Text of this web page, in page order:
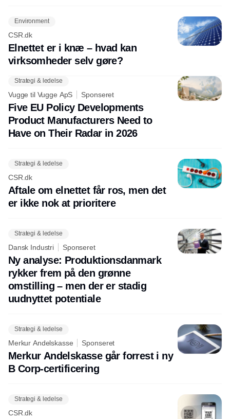
Environment
CSR.dk
Elnettet er i knæ – hvad kan
virksomheder selv gøre?
Strategi & ledelse
Vugge til Vugge ApS Sponseret
Five EU Policy Developments
Product Manufacturers Need to
Have on Their Radar in 2026
Strategi & ledelse
CSR.dk
Aftale om elnettet får ros, men det
er ikke nok at prioritere
Strategi & ledelse
Dansk Industri Sponseret
Ny analyse: Produktionsdanmark
rykker frem på den grønne
omstilling – men der er stadig
uudnyttet potentiale
Strategi & ledelse
Merkur Andelskasse Sponseret
Merkur Andelskasse går forrest i ny
B Corp-certificering
Strategi & ledelse
CSR.dk